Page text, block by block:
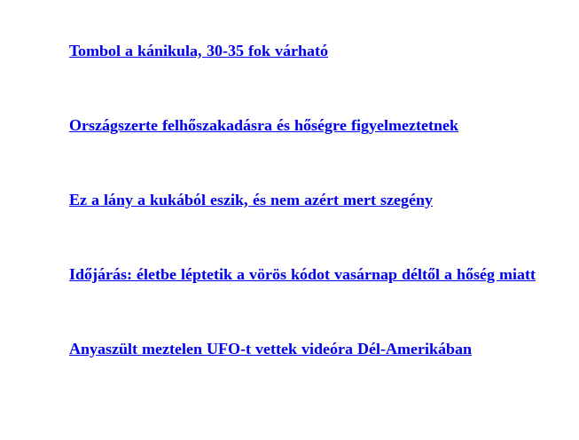
Tombol a kánikula, 30-35 fok várható
Országszerte felhőszakadásra és hőségre figyelmeztetnek
Ez a lány a kukából eszik, és nem azért mert szegény
Időjárás: életbe léptetik a vörös kódot vasárnap déltől a hőség miatt
Anyaszült meztelen UFO-t vettek videóra Dél-Amerikában